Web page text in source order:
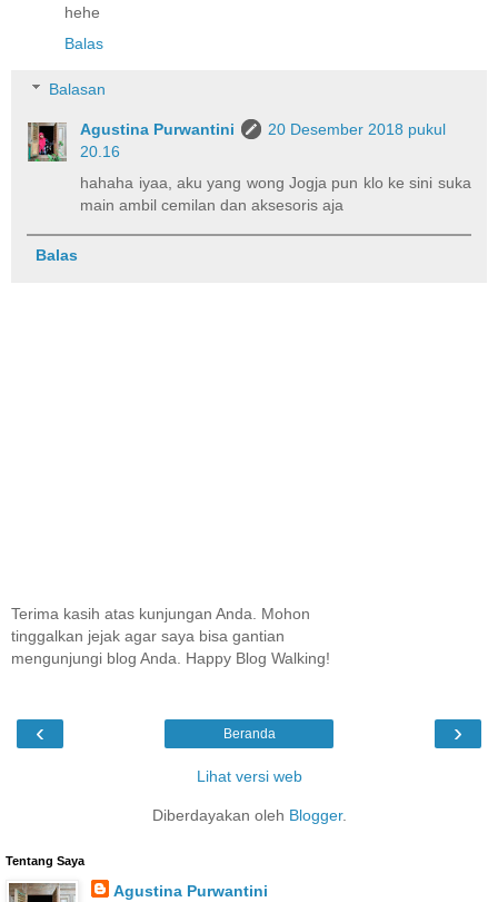
hehe
Balas
Balasan
Agustina Purwantini
20 Desember 2018 pukul
20.16
hahaha iyaa, aku yang wong Jogja pun klo ke sini suka
main ambil cemilan dan aksesoris aja
Balas
Terima kasih atas kunjungan Anda. Mohon
tinggalkan jejak agar saya bisa gantian
mengunjungi blog Anda. Happy Blog Walking!
‹ ›
Beranda
Lihat versi web
Diberdayakan oleh Blogger.
Tentang Saya
Agustina Purwantini